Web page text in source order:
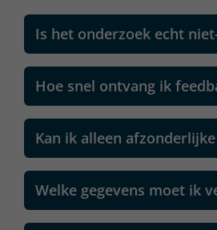
Is het onderzoek echt
Hoe snel ontvang ik
Kan ik alleen
Welke gegevens moet ik